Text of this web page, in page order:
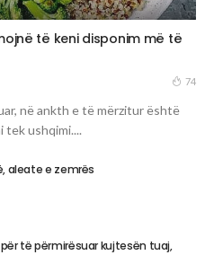
të keni disponim më të
74
në ankth e të mërzitur është
ushqimi....
aleate e zemrës
të përmirësuar kujtesën tuaj,